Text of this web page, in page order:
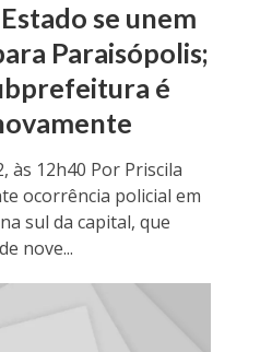
se unem
Paraisópolis;
é
às 12h40 Por Priscila
ocorrência policial em
sul da capital, que
nove...